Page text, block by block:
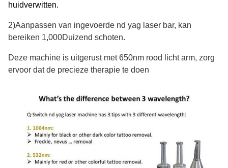
huidverwitten.
2)Aanpassen van ingevoerde nd yag laser bar, kan
bereiken 1,000Duizend schoten.
Deze machine is uitgerust met 650nm rood licht arm, zorg
ervoor dat de precieze therapie te doen